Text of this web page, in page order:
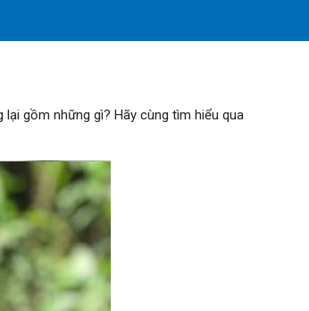
gồm những gì? Hãy cùng tìm hiểu qua